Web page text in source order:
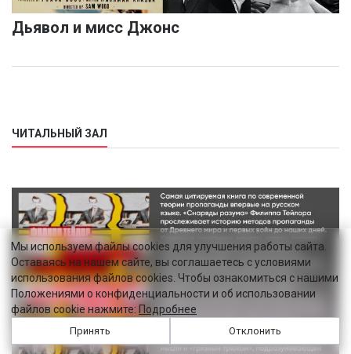
Дьявол и мисс Джонс
ЧИТАЛЬНЫЙ ЗАЛ
Мы используем файлы cookies для улучшения работы сайта.
Оставаясь на нашем сайте, вы соглашаетесь с условиями
использования файлов cookies. Чтобы ознакомиться с нашими
Положениями о конфиденциальности и об использовании
файлов cookie нажмите: Подробнее
Принять Отклонить